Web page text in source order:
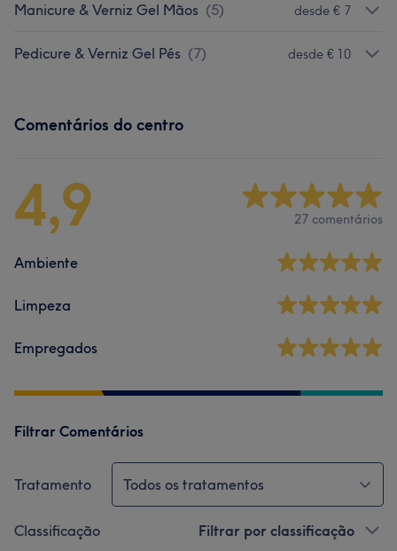
Manicure & Verniz Gel Mãos (5) desde € 7
Pedicure & Verniz Gel Pés (7) desde € 10
Comentários do centro
4,9 27 comentários
Ambiente
Limpeza
Empregados
Filtrar Comentários
Tratamento Todos os tratamentos
Classificação Filtrar por classificação